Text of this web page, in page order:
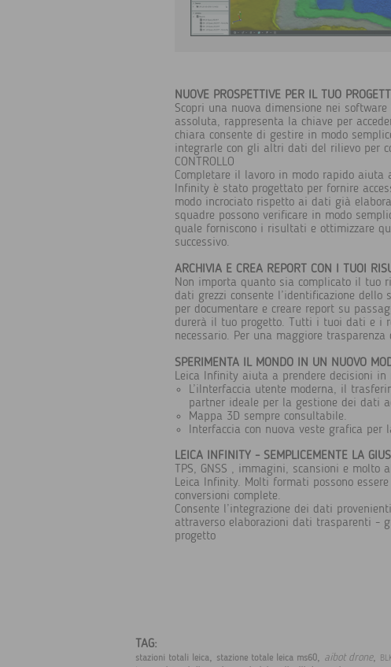
NUOVE PROSPETTIVE PER IL TUO
Scopri una nuova dimensione nei
assoluta, rappresenta la chiave per
chiara consente di gestire in modo
integrarle con gli altri dati del rilievo per
CONTROLLO
Completare il lavoro in modo rapido
Infinity è stato progettato per fornire
modo incrociato rispetto ai dati già
squadre possono verificare in modo
quale forniscono i risultati e ottimizzare
successivo.
ARCHIVIA E CREA REPORT CON I TUOI
Non importa quanto sia complicato il tuo
dati grezzi consente l’identificazione
per documentare e creare report su
durerà il tuo progetto. Tutti i tuoi dati e i
necessario. Per una maggiore
SPERIMENTA IL MONDO IN UN NUOVO
Leica Infinity aiuta a prendere decisioni in
L’iInterfaccia utente moderna, il
partner ideale per la gestione dei dati
Mappa 3D sempre consultabile.
Interfaccia con nuova veste grafica
LEICA INFINITY - SEMPLICEMENTE LA
TPS, GNSS , immagini, scansioni e
Leica Infinity. Molti formati possono
conversioni complete.
Consente l’integrazione dei dati
attraverso elaborazioni dati trasparenti -
progetto
TAG:
stazioni totali leica, stazione totale leica ms60, aibot drone,